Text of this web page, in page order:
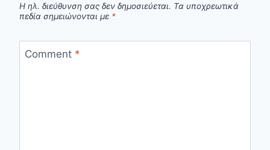
Η ηλ. διεύθυνση σας δεν δημοσιεύεται. Τα υποχρεωτικά
πεδία σημειώνονται με *
Comment *